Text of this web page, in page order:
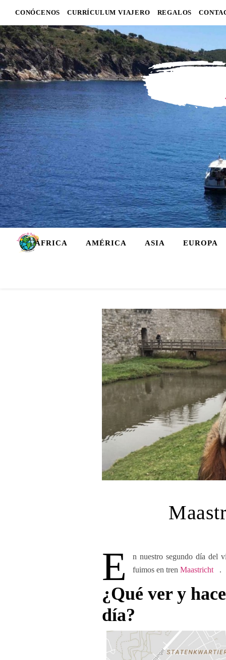
CONÓCENOS CURRÍCULUM VIAJERO REGALOS
ÁFRICA AMÉRICA ASIA EUROPA
E
n nuestro segundo día del
fuimos en tren Maastricht .
¿Qué ver y
día?